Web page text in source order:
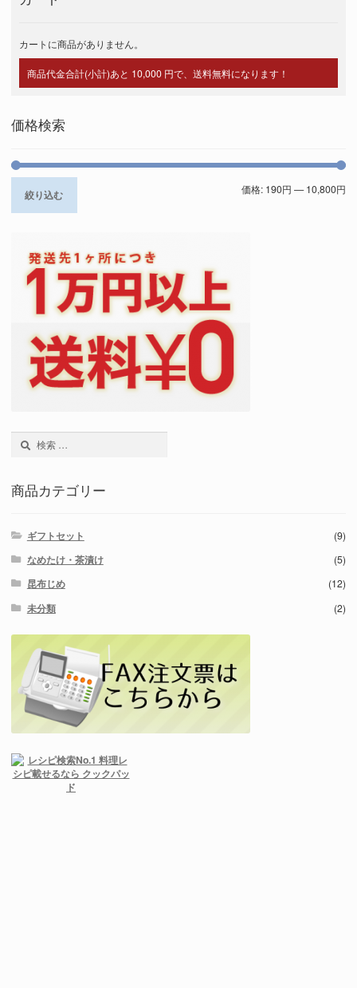
カートに商品がありません。
商品代金合計(小計)あと 10,000 円で、送料無料になります！
価格検索
絞り込む 価格: 190円 —10,800円
検
索:
商品カテゴリー
ギフトセット (9)
なめたけ・茶漬け (5)
昆布じめ (12)
未分類 (2)